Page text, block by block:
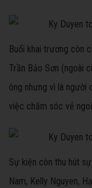
Buổi khai trương còn
Trần Bảo Sơn (ngoài
ông nhưng vì là người
việc chăm sóc vẻ
Sự kiện còn thu hút
Nam, Kelly Nguyen,